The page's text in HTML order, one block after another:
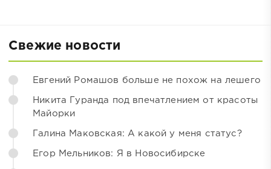
Свежие новости
Евгений Ромашов больше не похож на лешего
Никита Гуранда под впечатлением от красоты
Майорки
Галина Маковская: А какой у меня статус?
Егор Мельников: Я в Новосибирске